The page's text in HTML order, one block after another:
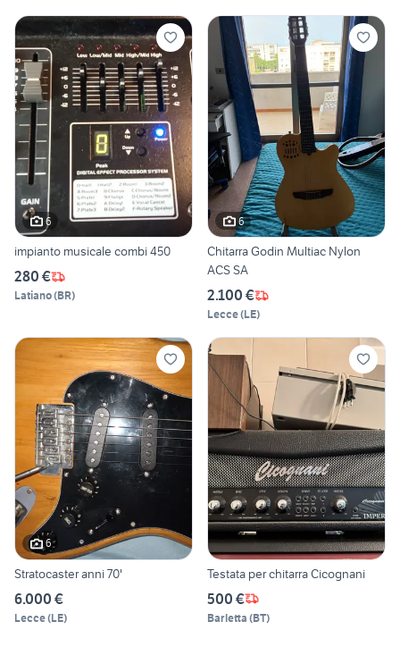
6
impianto musicale combi 450
280 €
Latiano(BR)
6
Chitarra Godin Multiac Nylon
ACS SA
2.100 €
Lecce(LE)
6
Stratocaster anni 70'
6.000 €
Lecce(LE)
Testata per chitarra Cicognani
500 €
Barletta (BT)